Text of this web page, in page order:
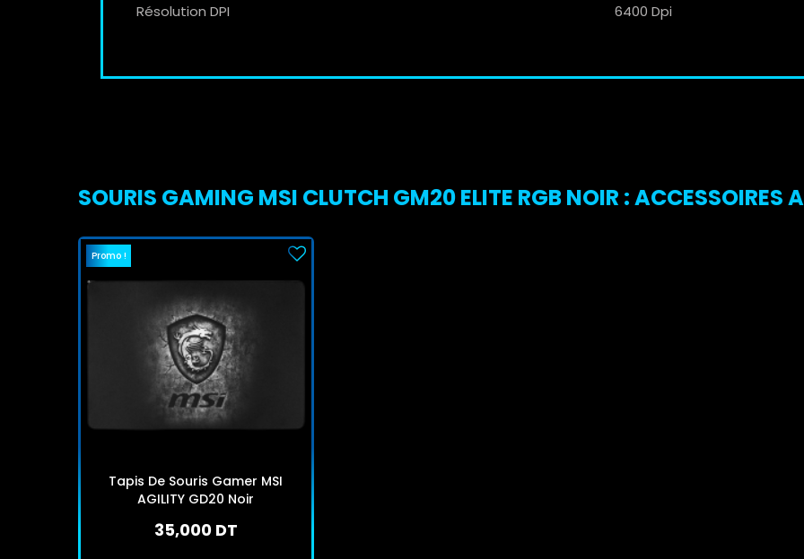
Résolution DPI 6400 Dpi
SOURIS GAMING MSI CLUTCH GM20 ELITE RGB NOIR : ACCESSOIRES
Promo !
Tapis De Souris Gamer MSI
AGILITY GD20 Noir
35,000 DT